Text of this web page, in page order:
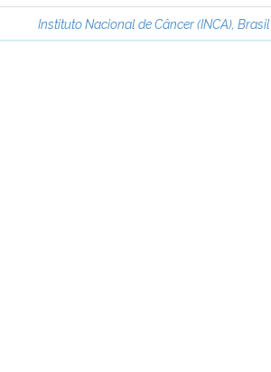
Instituto Nacional de Câncer (INCA), Brasil